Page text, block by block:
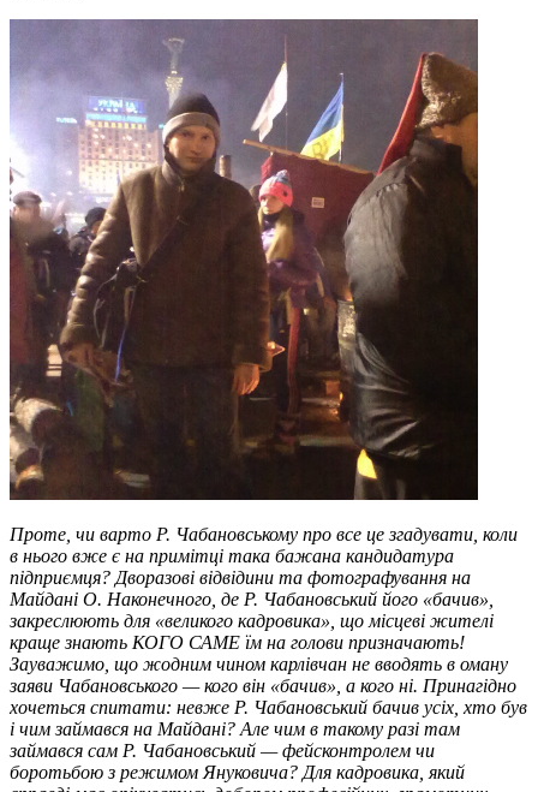
Проте, чи варто Р. Чабановському про все це згадувати, коли
в нього вже є на примітці така бажана кандидатура
підприємця? Дворазові відвідини та фотографування на
Майдані О. Наконечного, де Р. Чабановський його «бачив»,
закреслюють для «великого кадровика», що місцеві жителі
краще знають КОГО САМЕ їм на голови призначають!
Зауважимо, що жодним чином карлівчан не вводять в оману
заяви Чабановського — кого він «бачив», а кого ні. Принагідно
хочеться спитати: невже Р. Чабановський бачив усіх, хто був
і чим займався на Майдані? Але чим в такому разі там
займався сам Р. Чабановський — фейсконтролем чи
боротьбою з режимом Януковича? Для кадровика, який